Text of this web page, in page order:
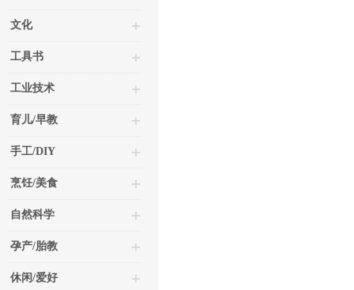
文化
工具书
工业技术
育儿/早教
手工/DIY
烹饪/美食
自然科学
孕产/胎教
休闲/爱好